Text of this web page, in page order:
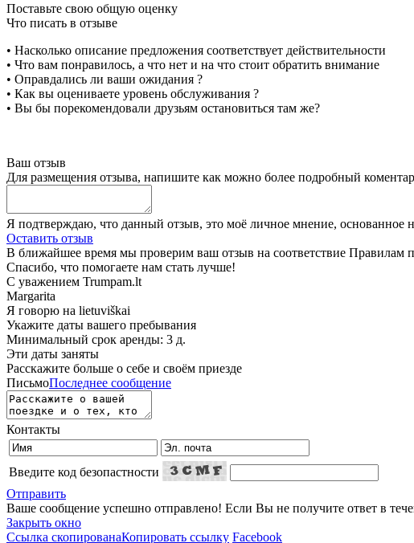
Поставьте свою общую оценку
Что писать в отзыве
• Насколько описание предложения соответствует действительности
• Что вам понравилось, а что нет и на что стоит обратить внимание
• Оправдались ли ваши ожидания ?
• Как вы оцениваете уровень обслуживания ?
• Вы бы порекомендовали друзьям остановиться там же?
Ваш отзыв
Для размещения отзыва, напишите как можно более подробный
Я подтверждаю, что данный отзыв, это моё личное мнение,
Оставить отзыв
В ближайшее время мы проверим ваш отзыв на соответствие Правилам
Спасибо, что помогаете нам стать лучше!
С уважением Trumpam.lt
Margarita
Я говорю на lietuviškai
Укажите даты вашего пребывания
Минимальный срок аренды: 3 д.
Эти даты заняты
Расскажите больше о себе и своём приезде
ПисьмоПоследнее сообщение
Контакты
Введите код безопастности
Отправить
Ваше сообщение успешно отправлено! Если Вы не получите ответ в
Закрыть окно
Ссылка скопированаКопировать ссылку Facebook